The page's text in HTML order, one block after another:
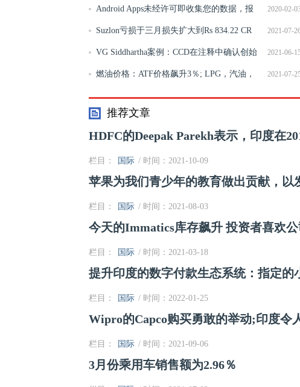
2020-02-
Android Apps未经许可即收集您的数据，报
告发现 2021-07-
Suzlon亏损于三月损失扩大到Rs 834.22 CR
2021-06-
VG Siddhartha案例：CCD在注释中确认创始
人Siddhartha的签名 2021-07-
燃油价格：ATF价格飙升3％; LPG，汽油，
柴油率没有变化
推荐文章
HDFC的Deepak Parekh表示，印度在
栏目： 国际 / 时间：2021-10-09
苹果为我们青少年的教育做出贡献，以
栏目： 国际 / 时间：2021-08-03
今天的Immatics库存飙升 投资者喜欢
栏目： 国际 / 时间：2021-03-18
提升印度的数字付款生态系统：指定的
栏目： 国际 / 时间：2022-01-25
Wipro的Capco购买勇敢的举动;印度令
栏目： 国际 / 时间：2021-09-06
3月份乘用车销售额为2.96％